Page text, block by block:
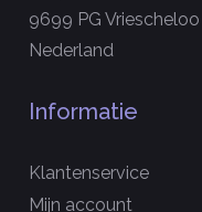
9699 PG Vriescheloo
Nederland
Informatie
Klantenservice
Mijn account